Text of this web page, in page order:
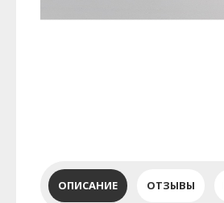
ОПИСАНИЕ ОТЗЫВЫ